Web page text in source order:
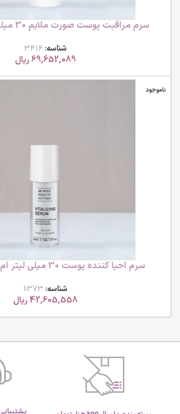
سرم مراقبت پوست صورت ملایم 30 میلی لیتر ام بی کی
شناسه: 3416
69,652,089ریال
ناموجود
سرم احیا کننده پوست 30 میلی لیتر ام بی کی (MBK)
شناسه: 1373
42,605,558 ریال